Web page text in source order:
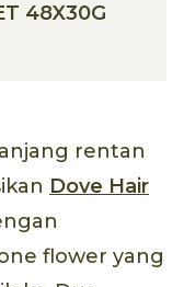
48X30G
rentan
Dove Hair
flower yang